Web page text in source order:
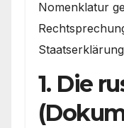
Nomenklatur
1. Die